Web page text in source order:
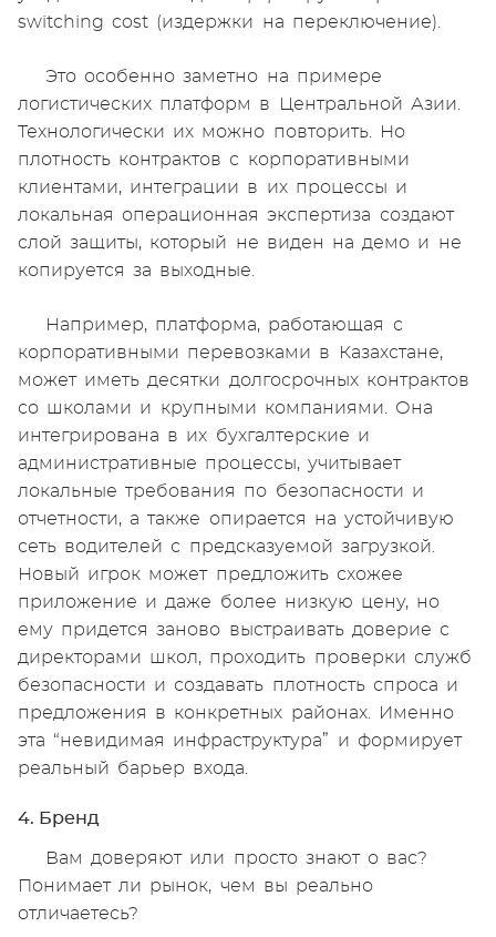
switching cost (издержки на переключение).
Это особенно заметно на примере
логистических платформ в Центральной Азии.
Технологически их можно повторить. Но
плотность контрактов с корпоративными
клиентами, интеграции в их процессы и
локальная операционная экспертиза создают
слой защиты, который не виден на демо и не
копируется за выходные.
Например, платформа, работающая с
корпоративными перевозками в Казахстане,
может иметь десятки долгосрочных контрактов
со школами и крупными компаниями. Она
интегрирована в их бухгалтерские и
административные процессы, учитывает
локальные требования по безопасности и
отчетности, а также опирается на устойчивую
сеть водителей с предсказуемой загрузкой.
Новый игрок может предложить схожее
приложение и даже более низкую цену, но
ему придется заново выстраивать доверие с
директорами школ, проходить проверки служб
безопасности и создавать плотность спроса и
предложения в конкретных районах. Именно
эта “невидимая инфраструктура” и формирует
реальный барьер входа.
4. Бренд
Вам доверяют или просто знают о вас?
Понимает ли рынок, чем вы реально
отличаетесь?